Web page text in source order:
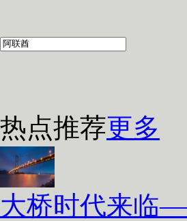
热点推荐更多
大桥时代来临